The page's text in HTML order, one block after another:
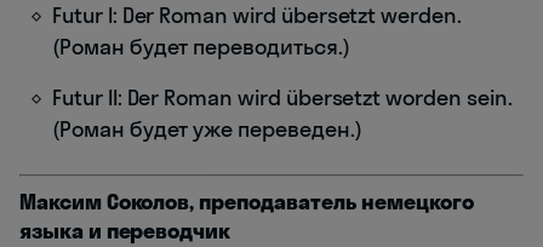
Futur I: Der Roman wird übersetzt werden.
(Роман будет переводиться.)
Futur II: Der Roman wird übersetzt worden sein.
(Роман будет уже переведен.)
Максим Соколов, преподаватель немецкого
языка и переводчик